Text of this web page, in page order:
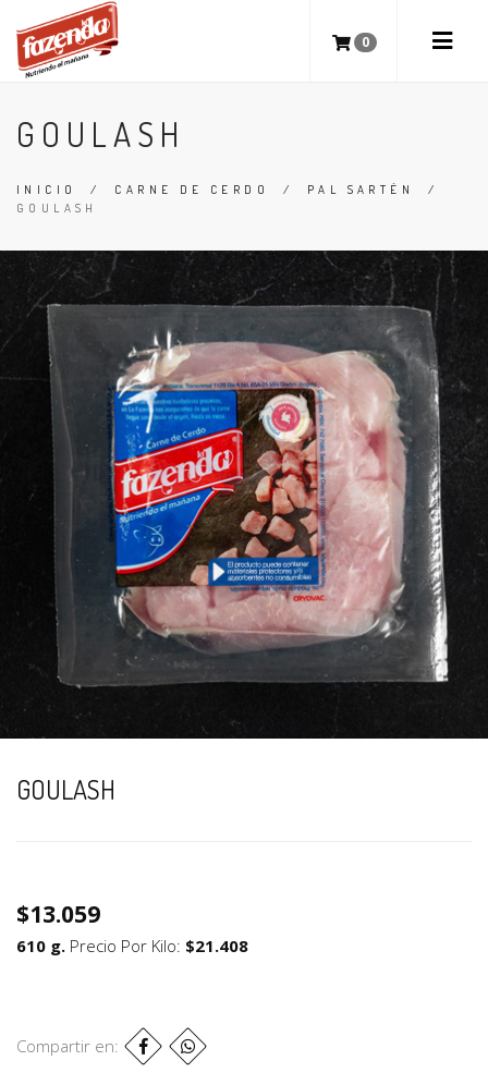
0
GOULASH
INICIO / CARNE DE CERDO / PAL SARTÉN
/
GOULASH
GOULASH
$13.059
610 g. Precio Por Kilo: $21.408
Compartir en: